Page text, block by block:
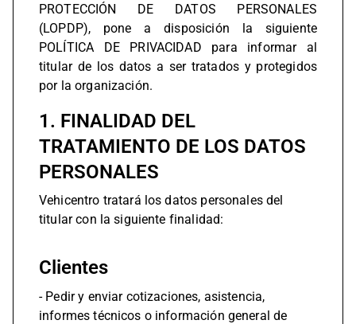
PROTECCIÓN DE DATOS PERSONALES
(LOPDP), pone a disposición la siguiente
POLÍTICA DE PRIVACIDAD para informar al
titular de los datos a ser tratados y protegidos
por la organización.
1. FINALIDAD DEL
TRATAMIENTO DE LOS DATOS
PERSONALES
Vehicentro tratará los datos personales del
titular con la siguiente finalidad:
Clientes
- Pedir y enviar cotizaciones, asistencia,
informes técnicos o información general de